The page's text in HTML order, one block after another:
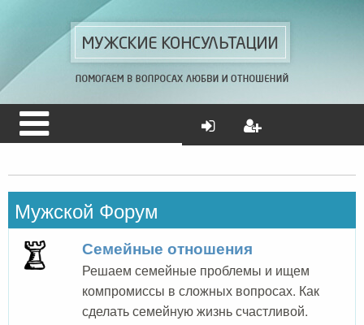
Мужской Форум
Семейные отношения
Решаем семейные проблемы и ищем
компромиссы в сложных вопросах. Как
сделать семейную жизнь счастливой.